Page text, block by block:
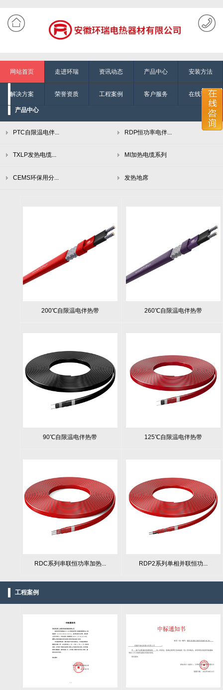
网站首页 走进环瑞 资讯动态 产品中心 安装方法
解决方案 荣誉资质 工程案例 客户服务 在线询单
产品中心
PTC自限温电伴... RDP恒功率电伴...
TXLP发热电缆... MI加热电缆系列
CEMS环保用分... 发热地席
200℃自限温电伴热带 260℃自限温电伴热带
90℃自限温电伴热带 125℃自限温电伴热带
RDC系列串联恒功率加热... RDP2系列单相并联恒功...
工程案例